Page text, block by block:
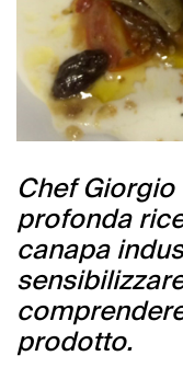
Chef
profonda
canapa
prodotto.